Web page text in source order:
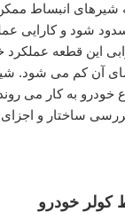
شیرهای انبساط
شود و کارایی
این قطعه
آن کم می شود.
به کار می
ساختار و
کولر خودرو